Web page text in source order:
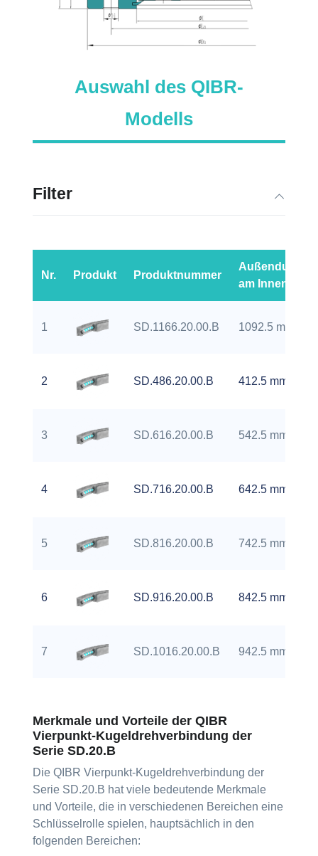
Auswahl des QIBR-
Modells
Filter
Nr. Produkt Produktnummer
am Innenring
1 SD.1166.20.00.B 1092.5 mm
2 SD.486.20.00.B 412.5 mm
3 SD.616.20.00.B 542.5 mm
4 SD.716.20.00.B 642.5 mm
5 SD.816.20.00.B 742.5 mm
6 SD.916.20.00.B 842.5 mm
7 SD.1016.20.00.B 942.5 mm
Merkmale und Vorteile der QIBR
Vierpunkt-Kugeldrehverbindung der
Serie SD.20.B
Die QIBR Vierpunkt-Kugeldrehverbindung der
Serie SD.20.B hat viele bedeutende Merkmale
und Vorteile, die in verschiedenen Bereichen eine
Schlüsselrolle spielen, hauptsächlich in den
folgenden Bereichen: